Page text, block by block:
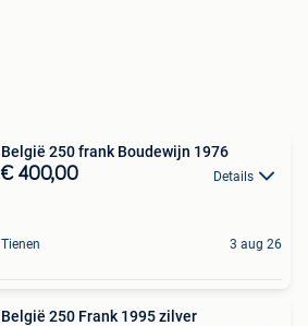
België 250 frank Boudewijn 1976
€ 400,00 Details
Tienen 3 aug 26
België 250 Frank 1995 zilver